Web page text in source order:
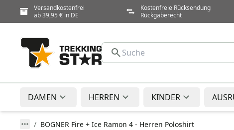
Versandkostenfrei
ab 39,95 € in DE
Kostenfreie Rücksendung
Rückgaberecht
DAMEN HERREN KINDER
BOGNER Fire + Ice Ramon 4 - Herren Poloshirt